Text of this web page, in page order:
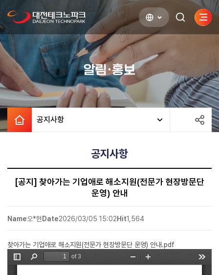
검색하기사이
열기
알림·홍보
공지사항
공지사항
[공지] 찾아가는 기업애로 해소지원(전문가 현장방문단
운영) 안내
Name오*현 Date2026/03/05 15:02Hit1,564
찾아가는 기업애로 해소지원(전문가 현장방문단 운영) 안내.pdf